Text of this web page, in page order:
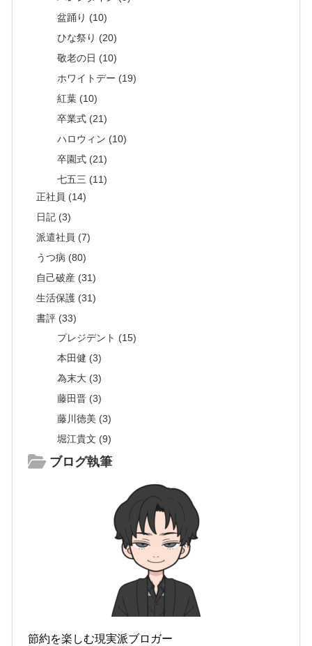
盆踊り (10)
ひな祭り (20)
敬老の日 (10)
ホワイトデー (19)
紅葉 (10)
卒業式 (21)
ハロウィン (10)
卒園式 (21)
七五三 (11)
正社員 (14)
日記 (3)
派遣社員 (7)
うつ病 (80)
自己破産 (31)
生活保護 (31)
書評 (33)
プレジデント (15)
本田健 (3)
為末大 (3)
藤田晋 (3)
藤川徳美 (3)
堀江貴文 (9)
ブログ執筆
節約を楽しむ現実派ブロガー